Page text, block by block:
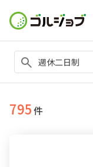
795件